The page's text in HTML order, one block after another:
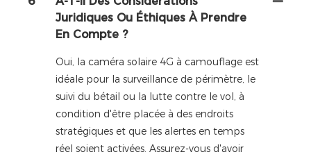
Juridiques Ou Éthiques À Prendre
En Compte ?
Oui, la caméra solaire 4G à camouflage est
idéale pour la surveillance de périmètre, le
suivi du bétail ou la lutte contre le vol, à
condition d'être placée à des endroits
stratégiques et que les alertes en temps
réel soient activées. Assurez-vous d'avoir